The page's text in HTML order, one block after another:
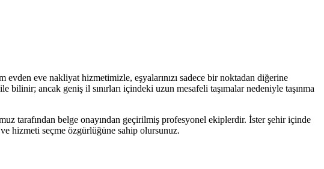
eve nakliyat hizmetimizle, eşyalarınızı sadece bir noktadan diğerine
ancak geniş il sınırları içindeki uzun mesafeli taşımalar nedeniyle taşınma
tarafından belge onayından geçirilmiş profesyonel ekiplerdir. İster şehir içinde
hizmeti seçme özgürlüğüne sahip olursunuz.